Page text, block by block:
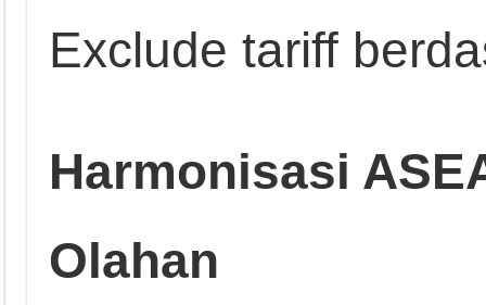
Exclude tariff
Harmonisasi
Olahan